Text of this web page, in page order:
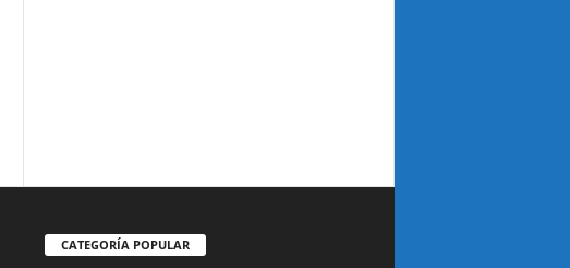
CATEGORÍA POPULAR